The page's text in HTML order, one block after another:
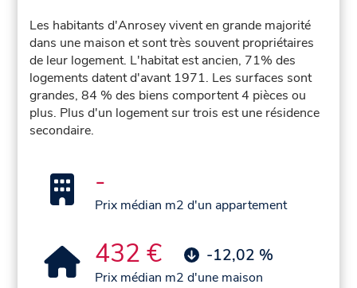
Les habitants d'Anrosey vivent en grande majorité
dans une maison et sont très souvent propriétaires
de leur logement. L'habitat est ancien, 71% des
logements datent d'avant 1971. Les surfaces sont
grandes, 84 % des biens comportent 4 pièces ou
plus. Plus d'un logement sur trois est une résidence
secondaire.
-
Prix médian m2 d'un appartement
432 € -12,02 %
Prix médian m2 d'une maison